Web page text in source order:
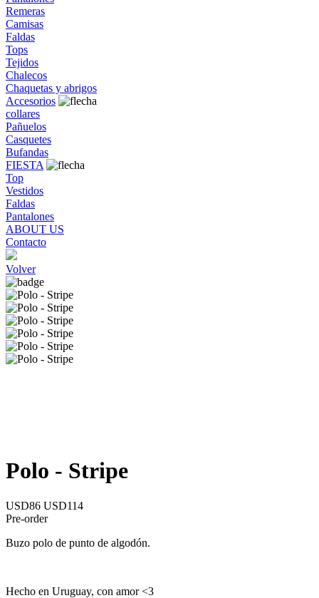
Remeras
Camisas
Faldas
Tops
Tejidos
Chalecos
Chaquetas y abrigos
Accesorios
collares
Pañuelos
Casquetes
Bufandas
FIESTA
Top
Vestidos
Faldas
Pantalones
ABOUT US
Contacto
Volver
Polo - Stripe
USD86 USD114
Pre-order
Buzo polo de punto de algodón.
Hecho en Uruguay, con amor <3